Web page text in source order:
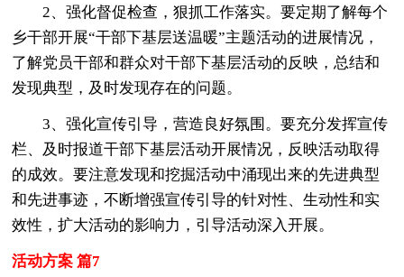
2、强化督促检查，狠抓工作落实。要定期了解每个
乡干部开展“干部下基层送温暖”主题活动的进展情况，
了解党员干部和群众对干部下基层活动的反映，总结和
发现典型，及时发现存在的问题。
3、强化宣传引导，营造良好氛围。要充分发挥宣传
栏、及时报道干部下基层活动开展情况，反映活动取得
的成效。要注意发现和挖掘活动中涌现出来的先进典型
和先进事迹，不断增强宣传引导的针对性、生动性和实
效性，扩大活动的影响力，引导活动深入开展。
活动方案 篇7